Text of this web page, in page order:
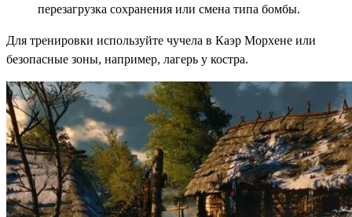
перезагрузка сохранения или смена типа бомбы.
Для тренировки используйте чучела в Каэр Морхене или
безопасные зоны, например, лагерь у костра.